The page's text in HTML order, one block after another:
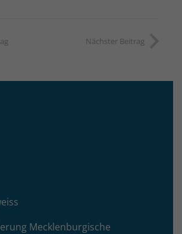
Nächster Beitrag
Mecklenburgische